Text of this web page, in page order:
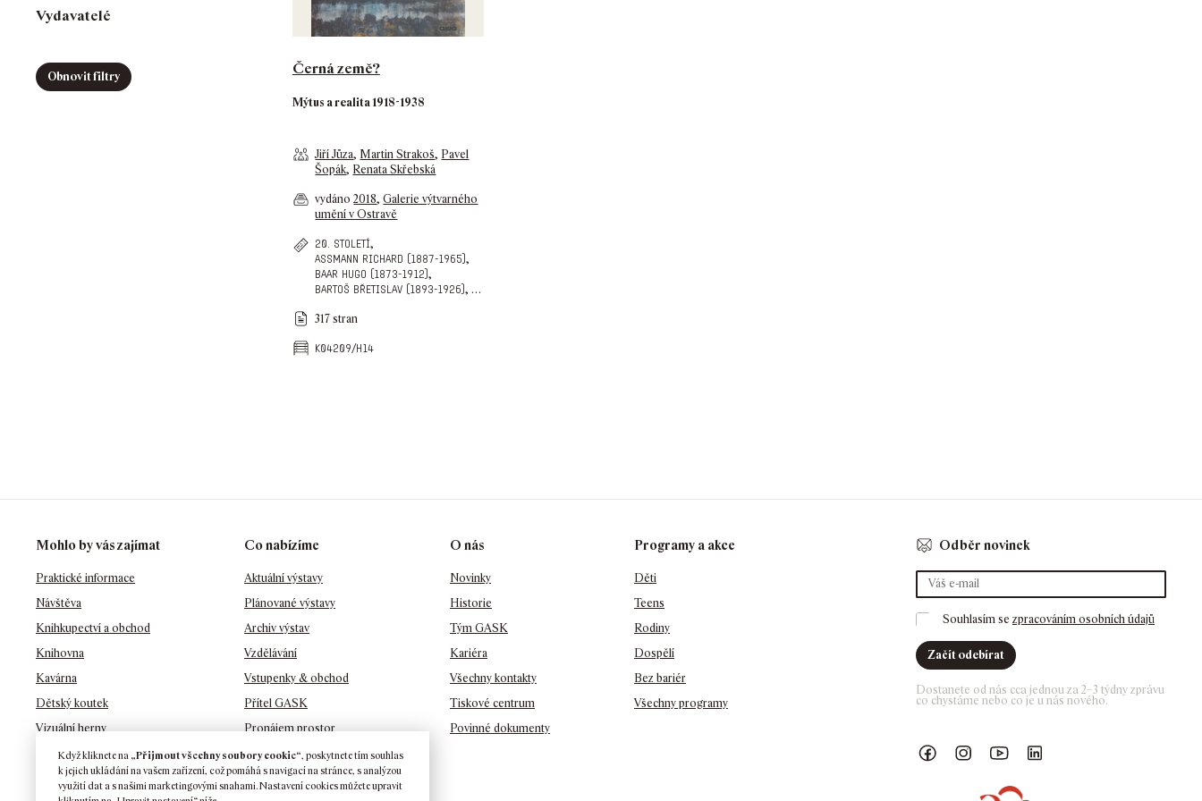
Když kliknete na „Přijmout všechny soubory cookie“, poskytnete tím souhlas
k jejich ukládání na vašem zařízení, což pomáhá s navigací na stránce, s analýzou
využití dat a s našimi marketingovými snahami. Nastavení cookies můžete upravit
Vydavatelé
Obnovit filtry Černá země?
Mýtus a realita 1918-1938
Jiří Jůza, Martin Strakoš, Pavel
Šopák, Renata Skřebská
vydáno2018,Galerie výtvarného
umění v Ostravě
20. století,
assmann richard (1887-1965),
baar hugo (1873-1912),
bartoš břetislav (1893-1926), …
317 stran
k04209/h14
Mohlo by vás zajímat
Praktické informace
Návštěva
Knihkupectví a obchod
Knihovna
Kavárna
Dětský koutek
Vizuální herny
Zahrady
Co nabízíme
Aktuální výstavy
Plánované výstavy
Archiv výstav
Vzdělávání
Vstupenky & obchod
Přítel GASK
Pronájem prostor
Penzion GASK
Ochrana osobních údajů
O nás
Novinky
Historie
Tým GASK
Kariéra
Všechny kontakty
Tiskové centrum
Povinné dokumenty
Programy a akce
Děti
Teens
Rodiny
Dospělí
Bez bariér
Všechny programy
Odběr novinek
Souhlasím se zpracováním osobních údajů
Začít odebírat
Dostanete od nás cca jednou za 2–3 týdny zprávu
co chystáme nebo co je u nás nového.
Náš FacebookGASK InstagramGASK YouTube kanál